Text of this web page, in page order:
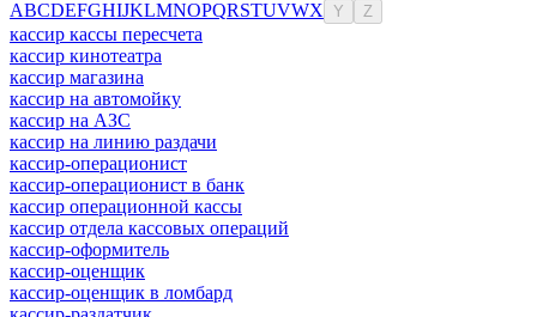
ABCDEFGHIJKLMNOPQRSTUVWX Y Z
кассир кассы пересчета
кассир кинотеатра
кассир магазина
кассир на автомойку
кассир на АЗС
кассир на линию раздачи
кассир-операционист
кассир-операционист в банк
кассир операционной кассы
кассир отдела кассовых операций
кассир-оформитель
кассир-оценщик
кассир-оценщик в ломбард